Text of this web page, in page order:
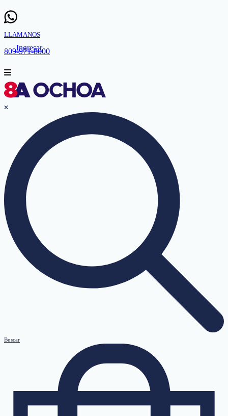
LLAMANOS
809-971-8000
Ingresar
Buscar